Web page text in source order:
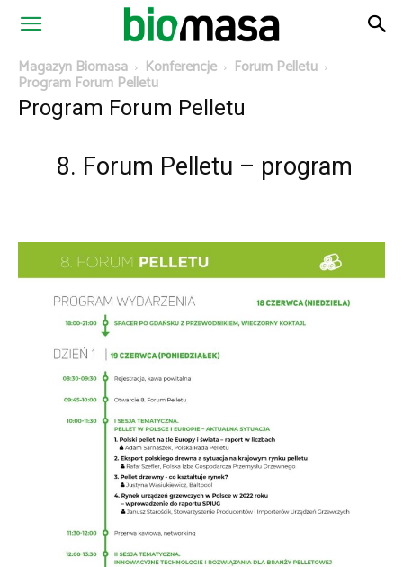
Magazyn
Biomasa
Magazyn Biomasa Konferencje Forum Pelletu
Program Forum Pelletu
Program Forum Pelletu
8. Forum Pelletu – program